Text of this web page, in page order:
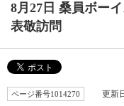
8月27日 桑員ボー
表敬訪問
ページ番号1014270 更新日